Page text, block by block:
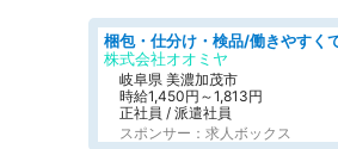
株式会社オオミヤ
岐阜県 美濃加茂市
時給1,450円～1,813円
正社員 / 派遣社員
スポンサー：求人ボックス